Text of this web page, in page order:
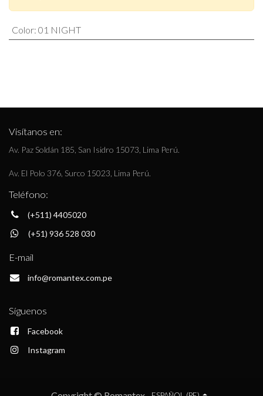
Color: 01 NIGHT
Visítanos en:
Av. Paz Soldán 185, San Isidro 15073, Lima Perú.
Av. El Polo 376, Surco 15023, Lima Perú.
Teléfono:
(+511) 4405020
(+51) 936 528 030
E-mail
info@romantex.com.pe
Síguenos
Facebook
Instagram